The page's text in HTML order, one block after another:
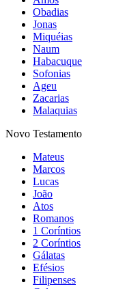
Obadias
Jonas
Miquéias
Naum
Habacuque
Sofonias
Ageu
Zacarias
Malaquias
Novo Testamento
Mateus
Marcos
Lucas
João
Atos
Romanos
1 Coríntios
2 Coríntios
Gálatas
Efésios
Filipenses